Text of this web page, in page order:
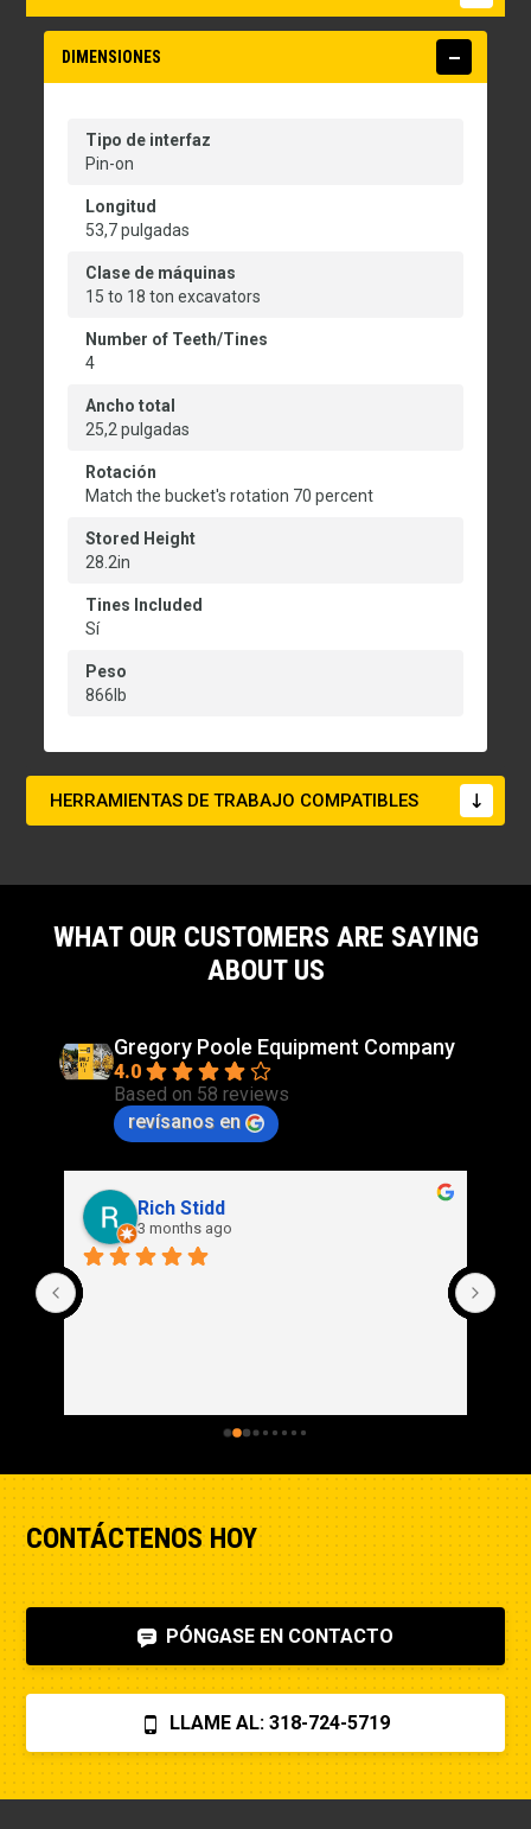
DIMENSIONES
Tipo de interfaz
Pin-on
Longitud
53,7 pulgadas
Clase de máquinas
15 to 18 ton excavators
Number of Teeth/Tines
4
Ancho total
25,2 pulgadas
Rotación
Match the bucket's rotation 70 percent
Stored Height
28.2in
Tines Included
Sí
Peso
866lb
HERRAMIENTAS DE TRABAJO COMPATIBLES
WHAT OUR CUSTOMERS ARE SAYING
ABOUT US
Gregory Poole Equipment Company
4.0
Based on 58 reviews
revísanos en
Rich Stidd
3 months ago
CONTÁCTENOS HOY
PÓNGASE EN CONTACTO
LLAME AL: 318-724-5719